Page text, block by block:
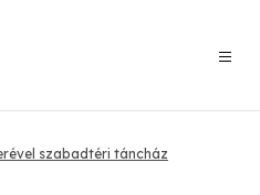
szabadtéri táncház